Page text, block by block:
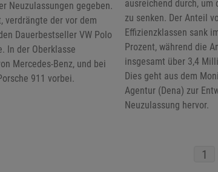
Neuzulassungen gegeben.
verdrängte der vor dem
Dauerbestseller VW Polo
In der Oberklasse
Mercedes-Benz, und bei
911 vorbei.
ausreichend durch, um
zu senken. Der Anteil
Effizienzklassen sank
Prozent, während die
insgesamt über 3,4
Dies geht aus dem
Agentur (Dena) zur
Neuzulassung hervor.
1